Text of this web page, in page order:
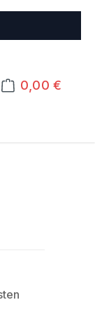
Produkte auf
0,00 €
Warenkorb